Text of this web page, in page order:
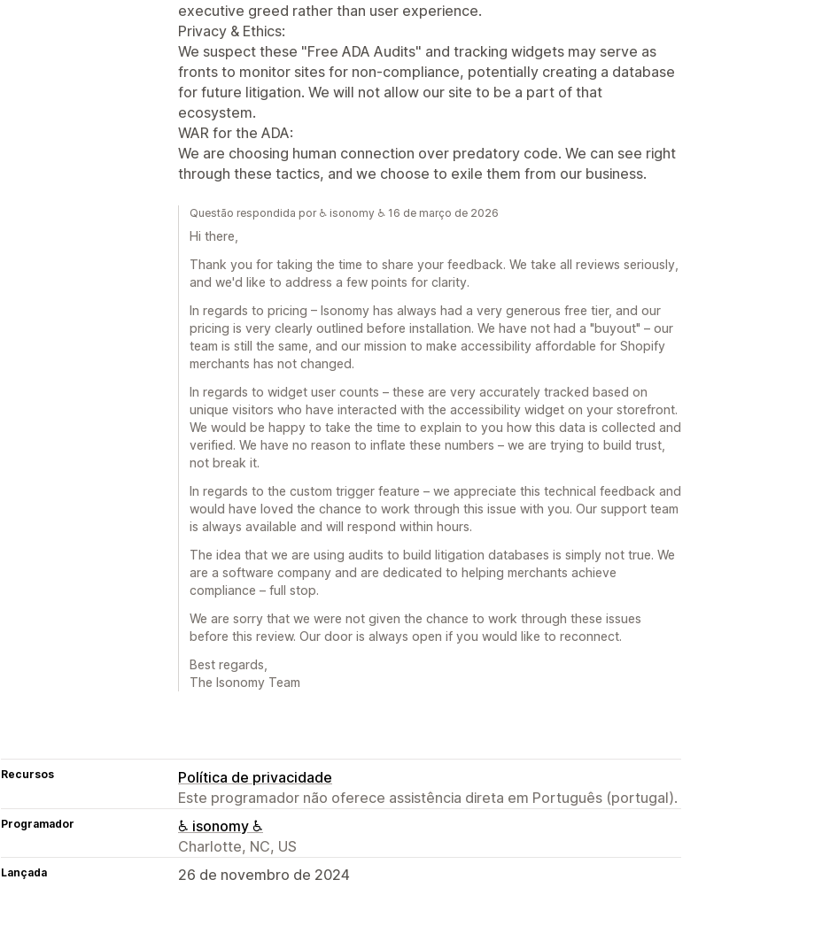
executive greed rather than user experience.
Privacy & Ethics:
We suspect these "Free ADA Audits" and tracking widgets may serve as
fronts to monitor sites for non-compliance, potentially creating a database
for future litigation. We will not allow our site to be a part of that
ecosystem.
WAR for the ADA:
We are choosing human connection over predatory code. We can see right
through these tactics, and we choose to exile them from our business.
Questão respondida por ♿ isonomy ♿ 16 de março de 2026
Hi there,
Thank you for taking the time to share your feedback. We take all reviews seriously,
and we'd like to address a few points for clarity.
In regards to pricing – Isonomy has always had a very generous free tier, and our
pricing is very clearly outlined before installation. We have not had a "buyout" – our
team is still the same, and our mission to make accessibility affordable for Shopify
merchants has not changed.
In regards to widget user counts – these are very accurately tracked based on
unique visitors who have interacted with the accessibility widget on your storefront.
We would be happy to take the time to explain to you how this data is collected and
verified. We have no reason to inflate these numbers – we are trying to build trust,
not break it.
In regards to the custom trigger feature – we appreciate this technical feedback and
would have loved the chance to work through this issue with you. Our support team
is always available and will respond within hours.
The idea that we are using audits to build litigation databases is simply not true. We
are a software company and are dedicated to helping merchants achieve
compliance – full stop.
We are sorry that we were not given the chance to work through these issues
before this review. Our door is always open if you would like to reconnect.
Best regards,
The Isonomy Team
Recursos
Política de privacidade
Este programador não oferece assistência direta em Português (portugal).
Programador
♿ isonomy ♿
Charlotte, NC, US
Lançada 26 de novembro de 2024